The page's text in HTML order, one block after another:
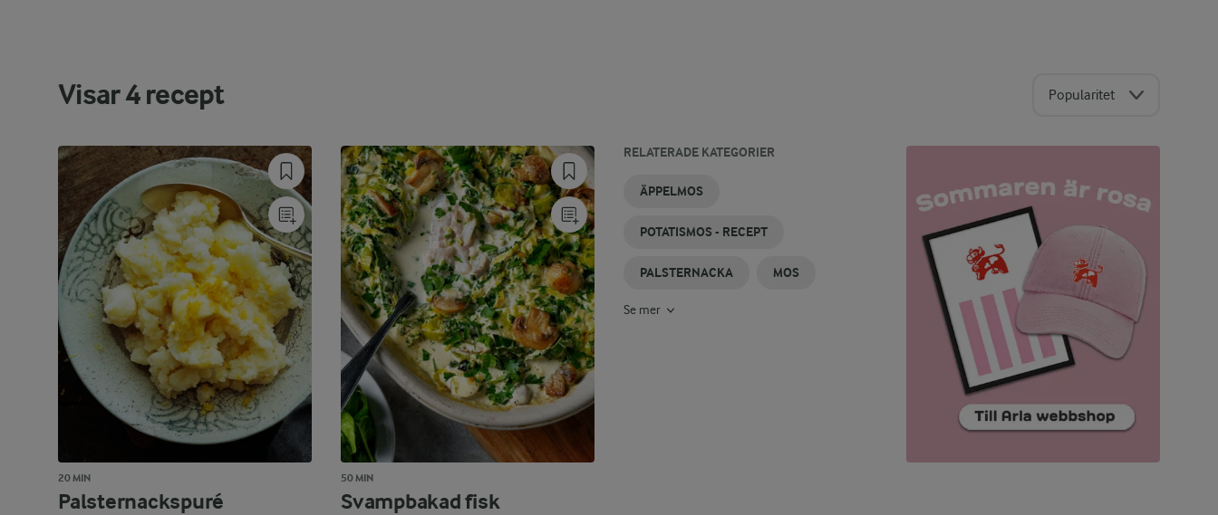
Visar4recept Popularitet
20 MIN
Palsternackspuré
50 MIN
Svampbakad fisk
RELATERADE KATEGORIER
ÄPPELMOS
POTATISMOS - RECEPT
PALSTERNACKA MOS
BLOMKÅLSMOS
PÄRONMOS
KORV
MED
MOS
PALSTERNACKSSOPPA
PALSTERNACKA
I UGN
PALSTERNACKSPURÉ
Se mer